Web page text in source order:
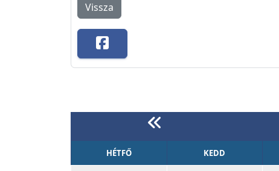
Vissza
HÉTFŐ KEDD